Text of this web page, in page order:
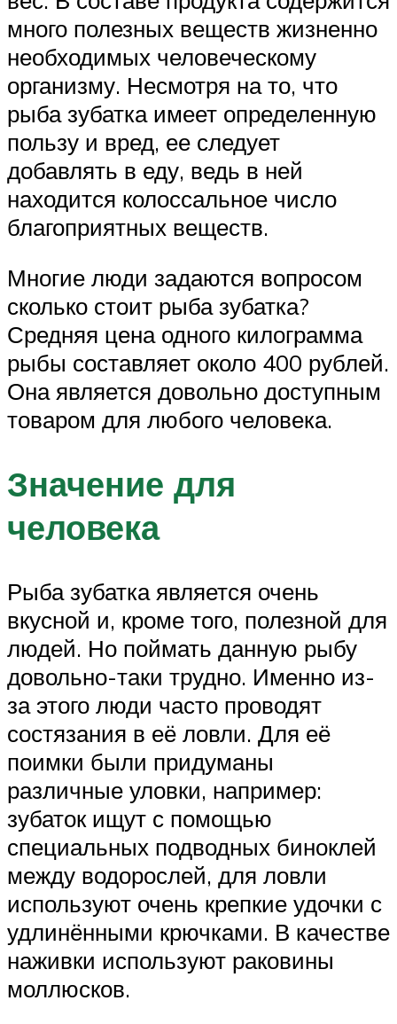
много полезных веществ жизненно
необходимых человеческому
организму. Несмотря на то, что
рыба зубатка имеет определенную
пользу и вред, ее следует
добавлять в еду, ведь в ней
находится колоссальное число
благоприятных веществ.
Многие люди задаются вопросом
сколько стоит рыба зубатка?
Средняя цена одного килограмма
рыбы составляет около 400 рублей.
Она является довольно доступным
товаром для любого человека.
Значение для
человека
Рыба зубатка является очень
вкусной и, кроме того, полезной для
людей. Но поймать данную рыбу
довольно-таки трудно. Именно из-
за этого люди часто проводят
состязания в её ловли. Для её
поимки были придуманы
различные уловки, например:
зубаток ищут с помощью
специальных подводных биноклей
между водорослей, для ловли
используют очень крепкие удочки с
удлинёнными крючками. В качестве
наживки используют раковины
моллюсков.